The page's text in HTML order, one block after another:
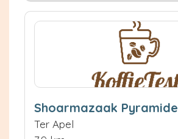
Shoarmazaak Pyramide
Ter Apel